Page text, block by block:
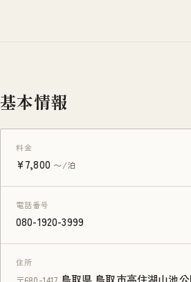
基本情報
料金
¥7,800 〜/泊
電話番号
080-1920-3999
住所